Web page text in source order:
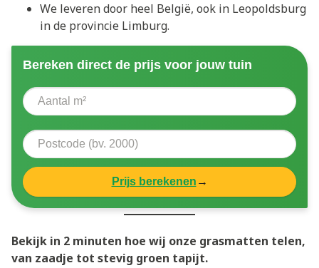
We leveren door heel België, ook in Leopoldsburg
in de provincie Limburg.
Bereken direct de prijs voor jouw tuin
Prijs berekenen →
Bekijk in 2 minuten hoe wij onze grasmatten telen,
van zaadje tot stevig groen tapijt.